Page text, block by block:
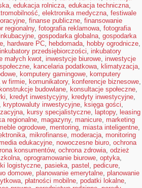
, edukacja rolnicza, edukacja techniczna,
, elektronika medyczna, festiwale
, finanse publiczne, finansowanie
regionalny, fotografia reklamowa, fotografia
, gospodarka globalna, gospodarka
, hardware PC, hebdomada, hobby ogrodnicze,
inkubatory przedsiębiorczości, inkubatory
małych kwot, inwestycje biurowe, inwestycje
, kancelaria podatkowa, klimatyzacja,
, komputery gamingowe, komputery
w firmie, komunikatory, konferencje biznesowe,
konstrukcje budowlane, konsultacje społeczne,
, kredyt inwestycyjny, kredyty inwestycyjne,
, kryptowaluty inwestycyjne, księga gości,
, kursy specjalistyczne, laptopy, leasing
regionalne, magazyny, manicure, marketing
ogrodowe, mentoring, miasta inteligentne,
, mikrofinanse, moderacja, monitoring
edukacyjne, nowoczesne biuro, ochrona
konsumentów, ochrona zdrowia, odzież
, oprogramowanie biurowe, optyka,
logistyczne, pasieka, pastel , pedicure,
domowe, planowanie emerytalne, planowanie
, płatności mobilne, podatki lokalne,